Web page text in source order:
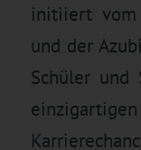
initiiert vom
und der
Schüler und